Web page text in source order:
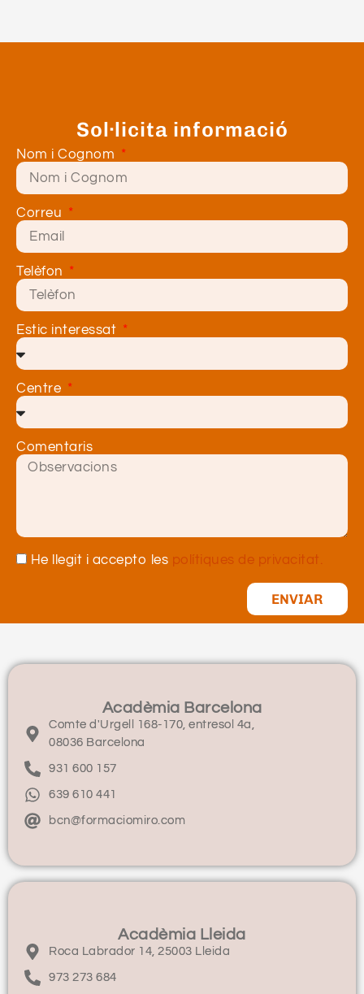
Sol·licita informació
Nom i Cognom
Correu
Telèfon
Estic interessat
Centre
Comentaris
He llegit i accepto les polítiques de privacitat.
ENVIAR
Acadèmia Barcelona
Comte d'Urgell 168-170, entresol 4a,
08036 Barcelona
931 600 157
639 610 441
bcn@formaciomiro.com
Acadèmia Lleida
Roca Labrador 14, 25003 Lleida
973 273 684